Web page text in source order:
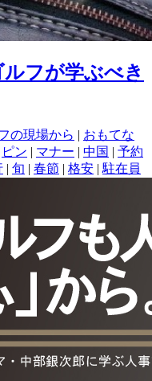
フが学ぶべき
の現場から | おもてな
ピン | マナー | 中国 | 予約
| 旬 | 春節 | 格安 | 駐在員